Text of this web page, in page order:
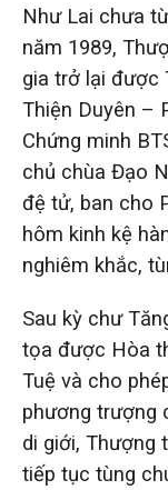
Như Lai chưa
năm 1989,
gia trở lại được
Thiện Duyên –
Chứng minh
chủ chùa Đạo
đệ tử, ban cho
hôm kinh kệ
nghiêm khắc,
Sau kỳ chư
tọa được Hòa
Tuệ và cho
phương trượng
di giới, Thượng
tiếp tục tùng